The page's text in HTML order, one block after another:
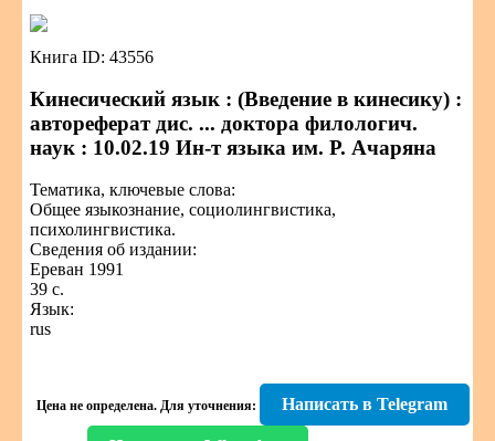
Книга ID: 43556
Кинесический язык : (Введение в кинесику) :
автореферат дис. ... доктора филологич.
наук : 10.02.19 Ин-т языка им. Р. Ачаряна
Тематика, ключевые слова:
Общее языкознание, социолингвистика,
психолингвистика.
Сведения об издании:
Ереван 1991
39 с.
Язык:
rus
Цена не определена. Для уточнения: Написать в Telegram